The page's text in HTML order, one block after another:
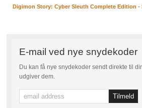
Digimon Story: Cyber Sleuth Complete Edition -
E-mail ved nye snydekoder
Du kan få nye snydekoder sendt direkte til
udgiver dem.